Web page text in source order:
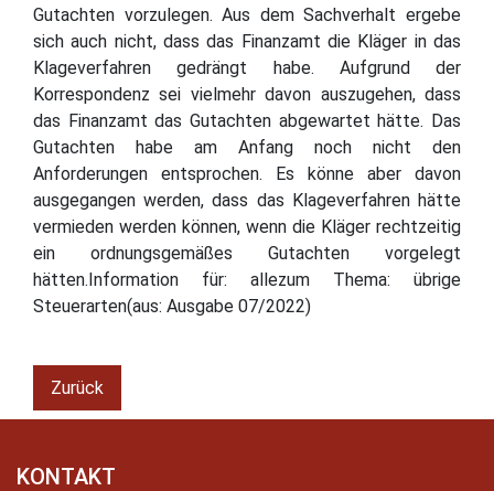
Gutachten vorzulegen. Aus dem Sachverhalt ergebe
sich auch nicht, dass das Finanzamt die Kläger in das
Klageverfahren gedrängt habe. Aufgrund der
Korrespondenz sei vielmehr davon auszugehen, dass
das Finanzamt das Gutachten abgewartet hätte. Das
Gutachten habe am Anfang noch nicht den
Anforderungen entsprochen. Es könne aber davon
ausgegangen werden, dass das Klageverfahren hätte
vermieden werden können, wenn die Kläger rechtzeitig
ein ordnungsgemäßes Gutachten vorgelegt
hätten.Information für: allezum Thema: übrige
Steuerarten(aus: Ausgabe 07/2022)
Zurück
KONTAKT